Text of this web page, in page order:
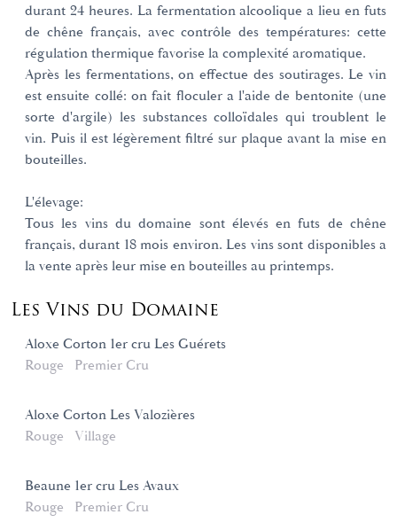
durant 24 heures. La fermentation alcoolique a lieu en futs
de chêne français, avec contrôle des températures: cette
régulation thermique favorise la complexité aromatique.
Après les fermentations, on effectue des soutirages. Le vin
est ensuite collé: on fait floculer a l'aide de bentonite (une
sorte d'argile) les substances colloïdales qui troublent le
vin. Puis il est légèrement filtré sur plaque avant la mise en
bouteilles.
L'élevage:
Tous les vins du domaine sont élevés en futs de chêne
français, durant 18 mois environ. Les vins sont disponibles a
la vente après leur mise en bouteilles au printemps.
Les Vins du Domaine
Aloxe Corton 1er cru Les Guérets
Rouge
Premier Cru
Aloxe Corton Les Valozières
Rouge
Village
Beaune 1er cru Les Avaux
Rouge
Premier Cru